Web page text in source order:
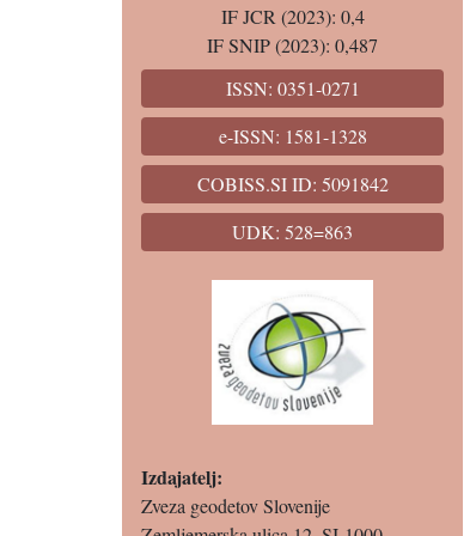
IF JCR (2023): 0,4
IF SNIP (2023): 0,487
ISSN: 0351-0271
e-ISSN: 1581-1328
COBISS.SI ID: 5091842
UDK: 528=863
Izdajatelj:
Zveza geodetov Slovenije